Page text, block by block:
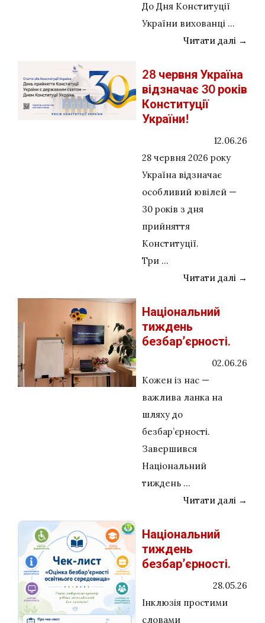
До Дня Конституції
України вихованці ...
Читати далі →
28 червня Україна
відзначає 30 років
Конституції
України!
12.06.26
28 червня 2026 року
Україна відзначає
особливий ювілей —
30 років з дня
прийняття
Конституції.
Три ...
Читати далі →
Національний
тиждень
безбар’єрності.
02.06.26
Кожен із нас —
важлива ланка на
шляху до
безбар’єрності.
Завершився
Національний
тиждень ...
Читати далі →
Національний
тиждень
безбар’єрності.
28.05.26
Інклюзія простими
словами